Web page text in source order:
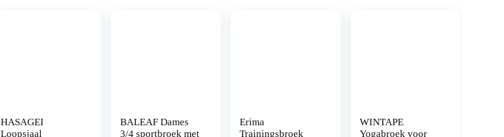
HASAGEI
Loopsjaal
BALEAF Dames
3/4 sportbroek met
Erima
Trainingsbroek
WINTAPE
Yogabroek voor